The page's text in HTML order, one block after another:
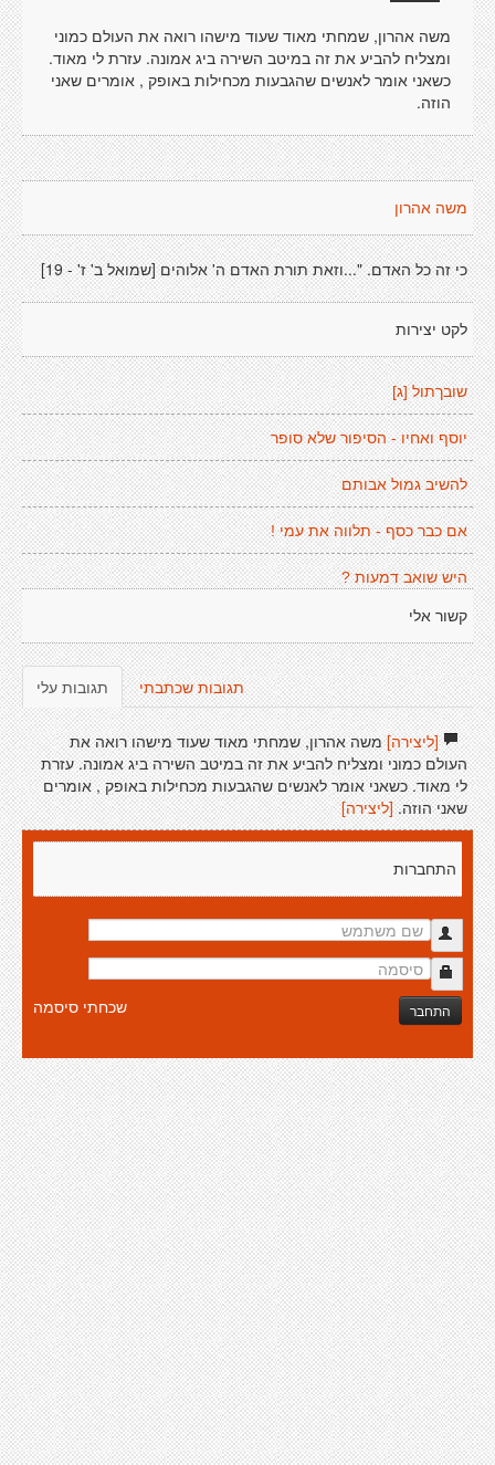
משה אהרון, שמחתי מאוד שעוד מישהו רואה את העולם כמוני
ומצליח להביע את זה במיטב השירה ביג אמונה. עזרת לי מאוד.
כשאני אומר לאנשים שהגבעות מכחילות באופק , אומרים שאני
הוזה.
משה אהרון
כי זה כל האדם. "...וזאת תורת האדם ה' אלוהים [שמואל ב' ז' - 19]
לקט יצירות
שובךתול [ג]
יוסף ואחיו - הסיפור שלא סופר
להשיב גמול אבותם
אם כבר כסף - תלווה את עמי !
היש שואב דמעות ?
קשור אלי
תגובות עלי תגובות שכתבתי
[ליצירה]משה אהרון, שמחתי מאוד שעוד מישהו רואה את
העולם כמוני ומצליח להביע את זה במיטב השירה ביג אמונה. עזרת
לי מאוד. כשאני אומר לאנשים שהגבעות מכחילות באופק , אומרים
שאני הוזה. [ליצירה]
התחברות
התחבר שכחתי סיסמה